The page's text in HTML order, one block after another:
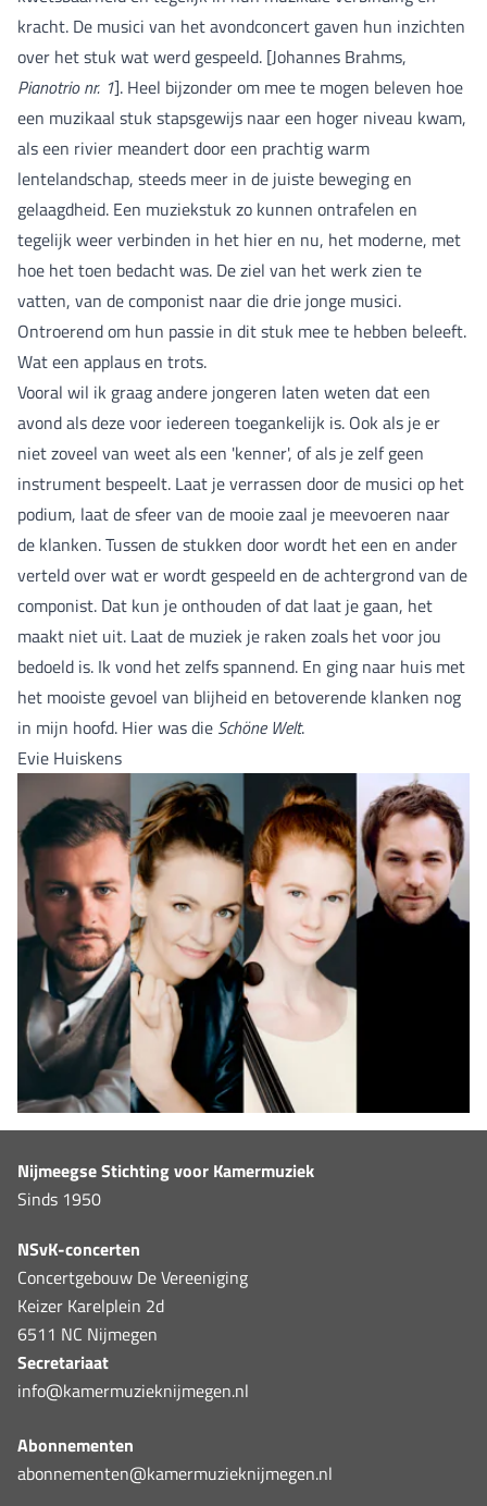
kracht. De musici van het avondconcert gaven hun inzichten
over het stuk wat werd gespeeld. [Johannes Brahms,
Pianotrio nr. 1]. Heel bijzonder om mee te mogen beleven hoe
een muzikaal stuk stapsgewijs naar een hoger niveau kwam,
als een rivier meandert door een prachtig warm
lentelandschap, steeds meer in de juiste beweging en
gelaagdheid. Een muziekstuk zo kunnen ontrafelen en
tegelijk weer verbinden in het hier en nu, het moderne, met
hoe het toen bedacht was. De ziel van het werk zien te
vatten, van de componist naar die drie jonge musici.
Ontroerend om hun passie in dit stuk mee te hebben beleeft.
Wat een applaus en trots.
Vooral wil ik graag andere jongeren laten weten dat een
avond als deze voor iedereen toegankelijk is. Ook als je er
niet zoveel van weet als een 'kenner', of als je zelf geen
instrument bespeelt. Laat je verrassen door de musici op het
podium, laat de sfeer van de mooie zaal je meevoeren naar
de klanken. Tussen de stukken door wordt het een en ander
verteld over wat er wordt gespeeld en de achtergrond van de
componist. Dat kun je onthouden of dat laat je gaan, het
maakt niet uit. Laat de muziek je raken zoals het voor jou
bedoeld is. Ik vond het zelfs spannend. En ging naar huis met
het mooiste gevoel van blijheid en betoverende klanken nog
in mijn hoofd. Hier was die Schöne Welt.
Evie Huiskens
Nijmeegse Stichting voor Kamermuziek
Sinds 1950
NSvK-concerten
Concertgebouw De Vereeniging
Keizer Karelplein 2d
6511 NC Nijmegen
Secretariaat
info@kamermuzieknijmegen.nl
Abonnementen
abonnementen@kamermuzieknijmegen.nl